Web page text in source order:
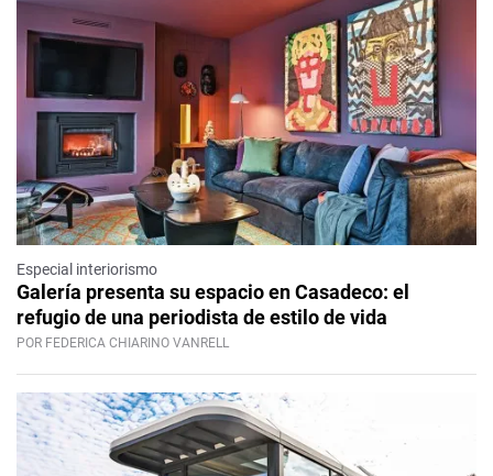
Especial interiorismo
Galería presenta su espacio en Casadeco: el
refugio de una periodista de estilo de vida
POR FEDERICA CHIARINO VANRELL